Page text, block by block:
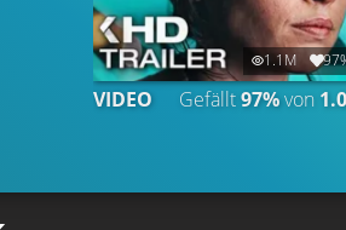
1.1M
VIDEO Gefällt97%von